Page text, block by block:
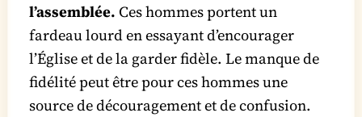
l’assemblée. Ces hommes portent un
fardeau lourd en essayant d’encourager
l’Église et de la garder fidèle. Le manque de
fidélité peut être pour ces hommes une
source de découragement et de confusion.